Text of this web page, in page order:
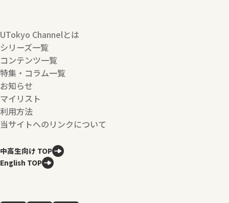
UTokyo Channelとは
シリーズ一覧
コンテンツ一覧
特集・コラム一覧
お知らせ
マイリスト
利用方法
当サイトへのリンクについて
中高生向け TOP
English TOP